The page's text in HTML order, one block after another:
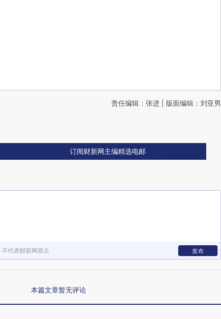
责任编辑：张进 | 版面编辑：刘亚男
订阅财新网主编精选电邮
代表财新网观点 发布
本篇文章暂无评论